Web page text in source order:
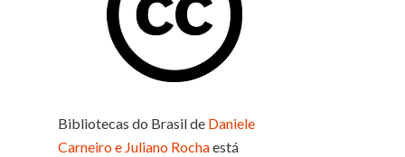
Bibliotecas do Brasilde Daniele
Carneiro e Juliano Rochaestá